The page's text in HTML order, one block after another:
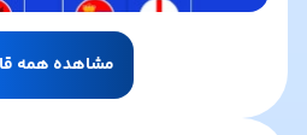
مشاهده همه